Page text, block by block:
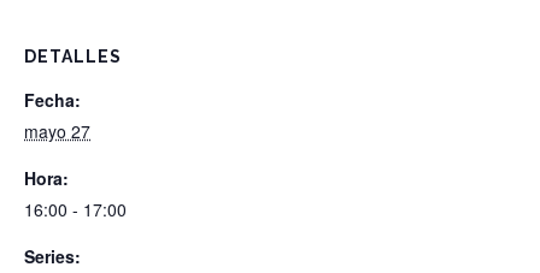
DETALLES
Fecha:
mayo 27
Hora:
16:00 - 17:00
Series: